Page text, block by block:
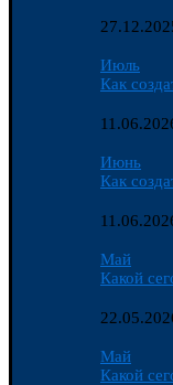
Июль
Как
Июнь
Как
Май
Какой
Май
Какой